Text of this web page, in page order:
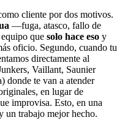
cliente por dos motivos.
—fuga, atasco, fallo de
que solo hace eso y
oficio. Segundo, cuando tu
directamente al
Vaillant, Saunier
donde te van a atender
en lugar de
improvisa. Esto, en una
un trabajo mejor hecho.